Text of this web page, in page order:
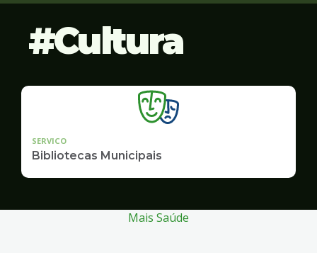
Cultura
SERVICO
Bibliotecas Municipais
Mais Saúde